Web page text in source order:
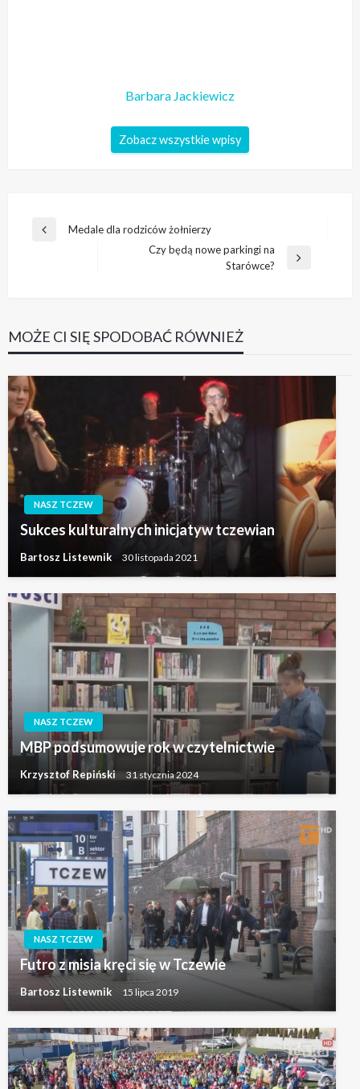
Barbara Jackiewicz
Zobacz wszystkie wpisy
Nawigacja
Poprzedni
Medale dla rodziców żołnierzy
Czy będą nowe parkingi na
Starówce?
MOŻE CI SIĘ SPODOBAĆ RÓWNIEŻ
NASZ TCZEW
Sukces kulturalnych inicjatyw tczewian
Bartosz Listewnik 30 listopada 2021
NASZ TCZEW
MBP podsumowuje rok w czytelnictwie
Krzysztof Repiński 31 stycznia 2024
NASZ TCZEW
Futro z misia kręci się w Tczewie
Bartosz Listewnik 15 lipca 2019